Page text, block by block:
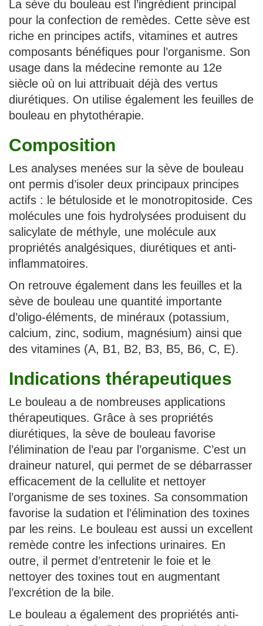
La sève du bouleau est l’ingrédient principal
pour la confection de remèdes. Cette sève est
riche en principes actifs, vitamines et autres
composants bénéfiques pour l’organisme. Son
usage dans la médecine remonte au 12e
siècle où on lui attribuait déjà des vertus
diurétiques. On utilise également les feuilles de
bouleau en phytothérapie.
Composition
Les analyses menées sur la sève de bouleau
ont permis d’isoler deux principaux principes
actifs : le bétuloside et le monotropitoside. Ces
molécules une fois hydrolysées produisent du
salicylate de méthyle, une molécule aux
propriétés analgésiques, diurétiques et anti-
inflammatoires.
On retrouve également dans les feuilles et la
sève de bouleau une quantité importante
d’oligo-éléments, de minéraux (potassium,
calcium, zinc, sodium, magnésium) ainsi que
des vitamines (A, B1, B2, B3, B5, B6, C, E).
Indications thérapeutiques
Le bouleau a de nombreuses applications
thérapeutiques. Grâce à ses propriétés
diurétiques, la sève de bouleau favorise
l’élimination de l’eau par l’organisme. C’est un
draineur naturel, qui permet de se débarrasser
efficacement de la cellulite et nettoyer
l’organisme de ses toxines. Sa consommation
favorise la sudation et l’élimination des toxines
par les reins. Le bouleau est aussi un excellent
remède contre les infections urinaires. En
outre, il permet d’entretenir le foie et le
nettoyer des toxines tout en augmentant
l’excrétion de la bile.
Le bouleau a également des propriétés anti-